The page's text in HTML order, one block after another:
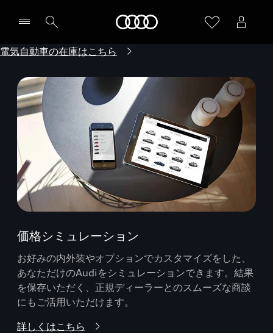
電気自動車の在庫はこちら
価格シミュレーション
お好みの内外装やオプションでカスタマイズをした、
あなただけのAudiをシミュレーションできます。結果
を保存いただく、正規ディーラーとのスムーズな商談
にもご活用いただけます。
詳しくはこちら